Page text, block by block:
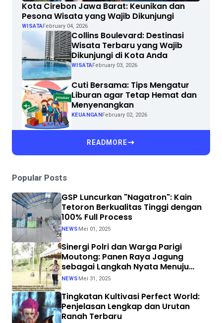
Kota Cirebon Jawa Barat: Keunikan dan
Pesona Wisata yang Wajib Dikunjungi
WISATAFebruary 04, 2026
Collins Boulevard: Destinasi
Wisata Terbaru yang Wajib
Dikunjungi di Kota Anda
WISATAFebruary 03, 2026
Cuti Bersama: Tips Mengatur
Liburan agar Tetap Hemat dan
Menyenangkan
KEUANGANFebruary 02, 2026
READMORE
Popular Posts
GSP Luncurkan "Nagatron": Kain
Tetoron Berkualitas Tinggi dengan
100% Full Process
NEWS Mei 01, 2025
Sinergi Polri dan Warga Parigi
Moutong: Panen Raya Jagung
sebagai Langkah Nyata Menuju
Swasembada Pangan
NEWS Mei 31, 2025
Tingkatan Kultivasi Perfect World:
Penjelasan Lengkap dan Urutan
Ranah Terbaru